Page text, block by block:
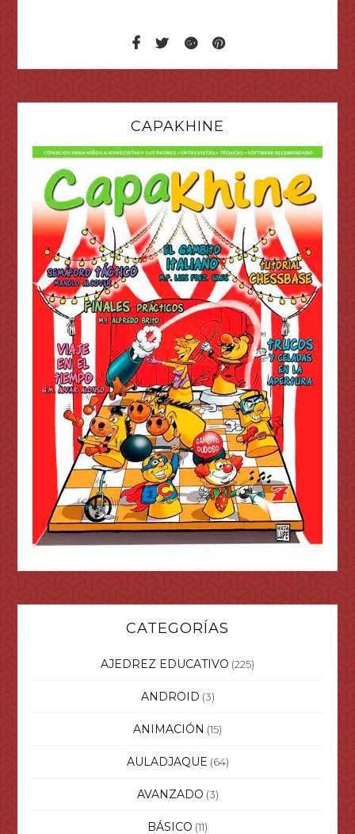
CAPAKHINE
CATEGORÍAS
AJEDREZ EDUCATIVO (225)
ANDROID (3)
ANIMACIÓN (15)
AULADJAQUE (64)
AVANZADO (3)
BÁSICO (11)